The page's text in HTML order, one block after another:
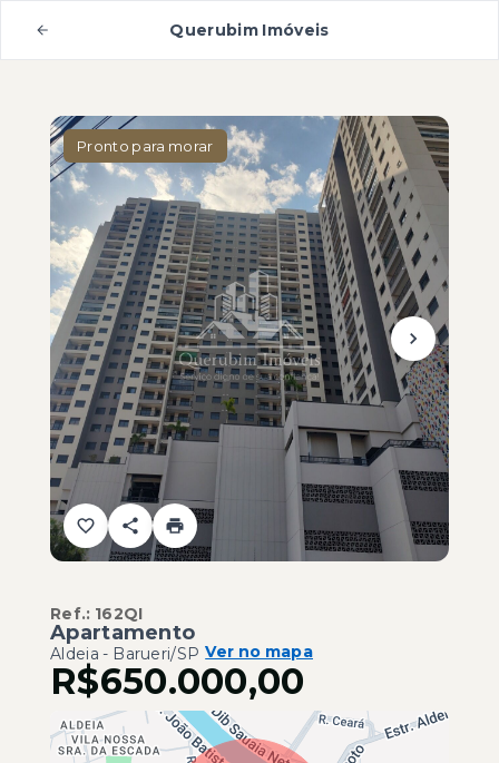
Querubim Imóveis
Pronto para morar
Ref.: 162QI
Apartamento
Aldeia - Barueri/SP Ver no mapa
R$650.000,00